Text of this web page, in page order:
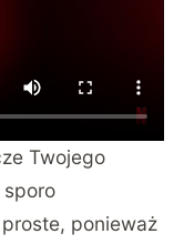
Twojego
ponieważ